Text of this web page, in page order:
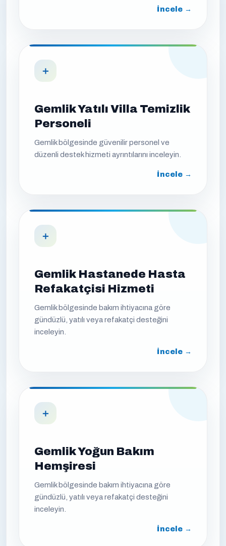
İncele →
＋
Gemlik Yatılı Villa Temizlik
Personeli
Gemlik bölgesinde güvenilir personel ve
düzenli destek hizmeti ayrıntılarını inceleyin.
İncele →
＋
Gemlik Hastanede Hasta
Refakatçisi Hizmeti
Gemlik bölgesinde bakım ihtiyacına göre
gündüzlü, yatılı veya refakatçi desteğini
inceleyin.
İncele →
＋
Gemlik Yoğun Bakım
Hemşiresi
Gemlik bölgesinde bakım ihtiyacına göre
gündüzlü, yatılı veya refakatçi desteğini
inceleyin.
İncele →